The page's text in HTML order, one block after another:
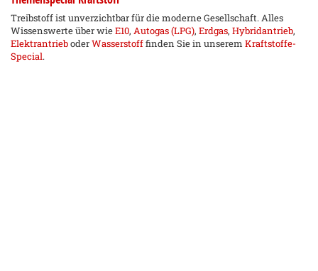
Treibstoff ist unverzichtbar für die moderne Gesellschaft. Alles
Wissenswerte über wieE10, Autogas (LPG), Erdgas, Hybridantrieb,
ElektrantrieboderWasserstofffinden Sie in unserem Kraftstoffe-
Special.